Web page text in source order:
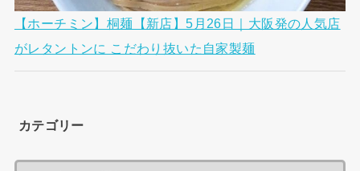
【ホーチミン】桐麺【新店】5月26日｜大阪発の人気店
がレタントンに こだわり抜いた自家製麺
カテゴリー